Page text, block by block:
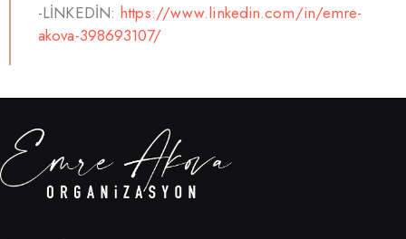
-LİNKEDİN: https://www.linkedin.com/in/emre-
akova-398693107/